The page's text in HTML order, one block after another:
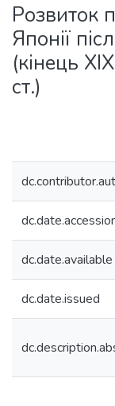
Statistics
Розвиток
Японії
(кінець
ст.)
dc.date.available
dc.date.issued